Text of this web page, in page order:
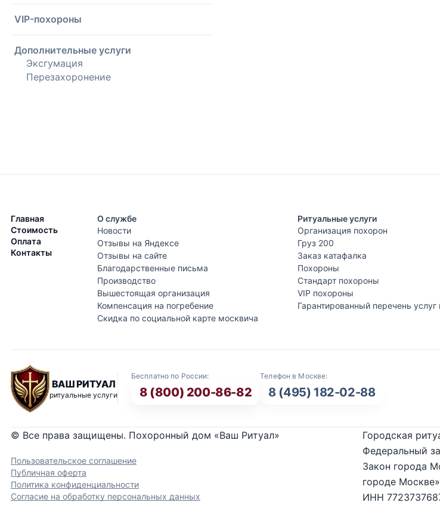
VIP-похороны
Дополнительные услуги
Эксгумация
Перезахоронение
Главная
Стоимость
Оплата
Контакты
О службе
Новости
Отзывы на Яндексе
Отзывы на сайте
Благодарственные письма
Производство
Вышестоящая организация
Компенсация на погребение
Скидка по социальной карте москвича
Ритуальные услуги
Организация похорон
Груз 200
Заказ катафалка
Похороны
Стандарт похороны
VIP похороны
Гарантированный перечень
ВАШ РИТУАЛ
ритуальные услуги
Бесплатно по России:
8 (800) 200-86-82
Телефон в Москве:
8 (495) 182-02-88
© Все права защищены. Похоронный дом «Ваш Ритуал»
Пользовательское соглашение
Публичная оферта
Политика конфиденциальности
Согласие на обработку персональных данных
Городская
Федеральный
Закон города
городе
ИНН